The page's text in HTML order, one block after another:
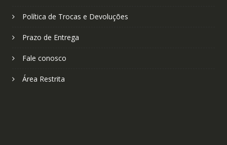
Política de Trocas e Devoluções
Prazo de Entrega
Fale conosco
Área Restrita